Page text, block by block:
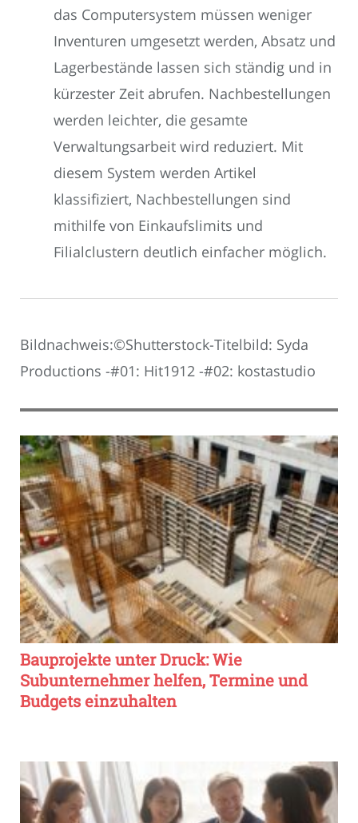
das Computersystem müssen weniger
Inventuren umgesetzt werden, Absatz und
Lagerbestände lassen sich ständig und in
kürzester Zeit abrufen. Nachbestellungen
werden leichter, die gesamte
Verwaltungsarbeit wird reduziert. Mit
diesem System werden Artikel
klassifiziert, Nachbestellungen sind
mithilfe von Einkaufslimits und
Filialclustern deutlich einfacher möglich.
Bildnachweis:©Shutterstock-Titelbild: Syda
Productions -#01: Hit1912 -#02: kostastudio
Bauprojekte unter Druck: Wie
Subunternehmer helfen, Termine und
Budgets einzuhalten